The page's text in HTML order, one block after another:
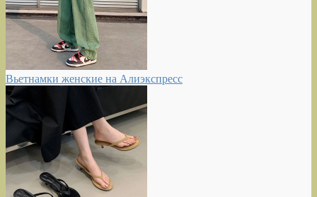
Вьетнамки женские на Алиэкспресс